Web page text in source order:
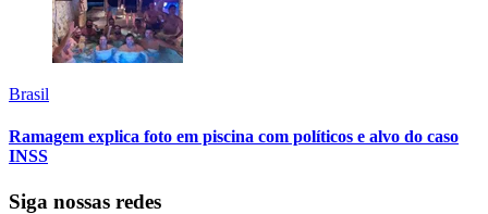
Brasil
Ramagem explica foto em piscina com políticos e alvo do caso
INSS
Siga nossas redes